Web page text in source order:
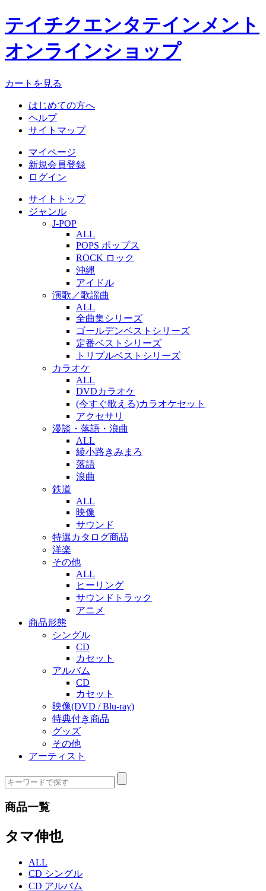
テイチクエンタテインメント
オンラインショップ
カートを見る
はじめての方へ
ヘルプ
サイトマップ
マイページ
新規会員登録
ログイン
サイトトップ
ジャンル
J-POP
ALL
POPS ポップス
ROCK ロック
沖縄
アイドル
演歌／歌謡曲
ALL
全曲集シリーズ
ゴールデンベストシリーズ
定番ベストシリーズ
トリプルベストシリーズ
カラオケ
ALL
DVDカラオケ
(今すぐ歌える)カラオケセット
アクセサリ
漫談・落語・浪曲
ALL
綾小路きみまろ
落語
浪曲
鉄道
ALL
映像
サウンド
特選カタログ商品
洋楽
その他
ALL
ヒーリング
サウンドトラック
アニメ
商品形態
シングル
CD
カセット
アルバム
CD
カセット
映像(DVD / Blu-ray)
特典付き商品
グッズ
その他
アーティスト
商品一覧
タマ伸也
ALL
CD シングル
CD アルバム